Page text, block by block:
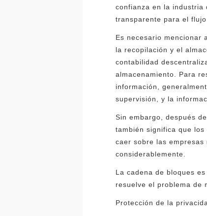
confianza en la industria
transparente para el
Es necesario mencionar
la recopilación y el
contabilidad
almacenamiento. Para
información,
supervisión, y la
Sin embargo, después
también significa que
caer sobre las
considerablemente.
La cadena de bloques
resuelve el problema de
Protección de la